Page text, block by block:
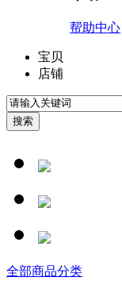
帮助中心
宝贝
店铺
全部商品分类